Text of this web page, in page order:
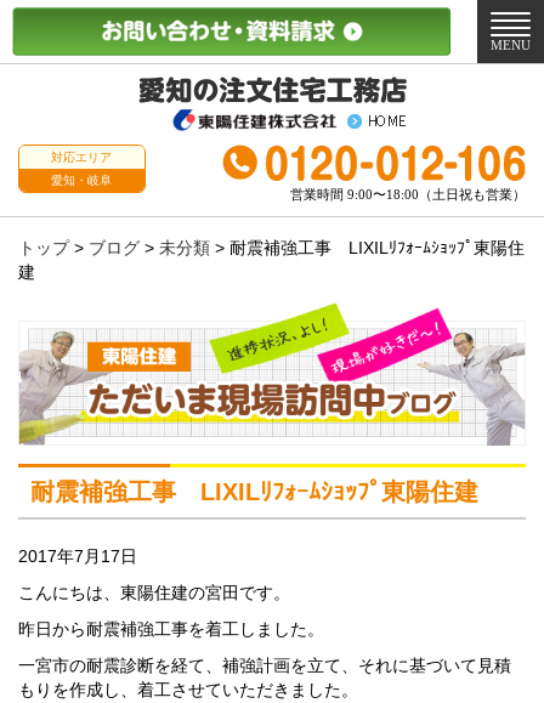
対応エリア
愛知・岐阜
営業時間 9:00〜18:00（土日祝も営業）
メ
ニ
MENU
トップ> ブログ > 未分類 > 耐震補強工事 LIXILﾘﾌｫｰﾑｼｮｯﾌﾟ東陽住
建
耐震補強工事 LIXILﾘﾌｫｰﾑｼｮｯﾌﾟ東陽住建
2017年7月17日
こんにちは、東陽住建の宮田です。
昨日から耐震補強工事を着工しました。
一宮市の耐震診断を経て、補強計画を立て、それに基づいて見積
もりを作成し、着工させていただきました。